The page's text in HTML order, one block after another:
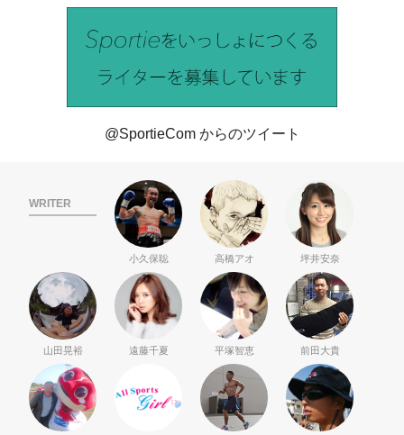
@SportieCom からのツイート
WRITER
小久保聡 高橋アオ 坪井安奈
山田晃裕 遠藤千夏 平塚智恵 前田大貴